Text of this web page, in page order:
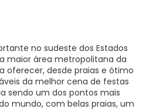
no sudeste dos Estados
maior área metropolitana da
oferecer, desde praias e ótimo
da melhor cena de festas
sendo um dos pontos mais
mundo, com belas praias, um